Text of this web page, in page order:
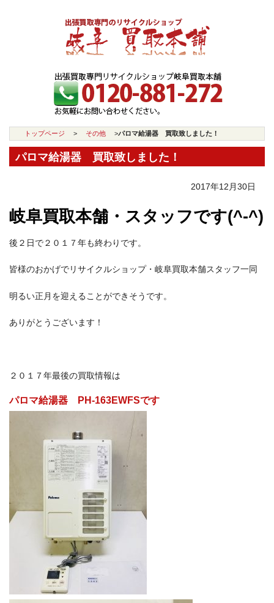
トップページ > その他 >パロマ給湯器 買取致しました！
パロマ給湯器 買取致しました！
2017年12月30日
岐阜買取本舗・スタッフです(^-^)
後２日で２０１７年も終わりです。
皆様のおかげでリサイクルショップ・岐阜買取本舗スタッフ一同
明るい正月を迎えることができそうです。
ありがとうございます！
２０１７年最後の買取情報は
パロマ給湯器 PH-163EWFSです